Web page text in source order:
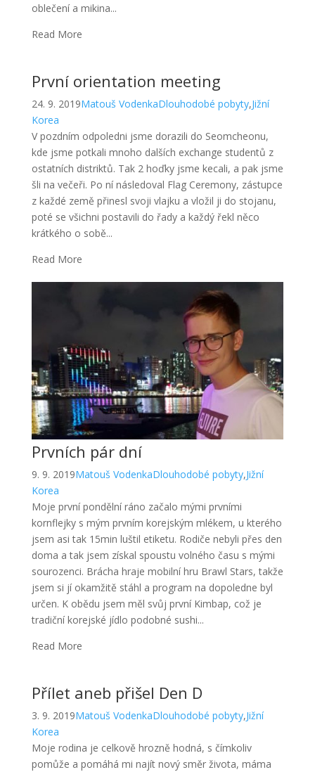
oblečení a mikina...
Read More
První orientation meeting
24. 9. 2019Matouš VodenkaDlouhodobé pobyty,Jižní
Korea
V pozdním odpoledni jsme dorazili do Seomcheonu,
kde jsme potkali mnoho dalších exchange studentů z
ostatních distriktů. Tak 2 hoďky jsme kecali, a pak jsme
šli na večeři. Po ní následoval Flag Ceremony, zástupce
z každé země přinesl svoji vlajku a vložil ji do stojanu,
poté se všichni postavili do řady a každý řekl něco
krátkého o sobě...
Read More
Prvních pár dní
9. 9. 2019Matouš VodenkaDlouhodobé pobyty,Jižní
Korea
Moje první pondělní ráno začalo mými prvními
kornflejky s mým prvním korejským mlékem, u kterého
jsem asi tak 15min luštil etiketu. Rodiče nebyli přes den
doma a tak jsem získal spoustu volného času s mými
sourozenci. Brácha hraje mobilní hru Brawl Stars, takže
jsem si jí okamžitě stáhl a program na dopoledne byl
určen. K obědu jsem měl svůj první Kimbap, což je
tradiční korejské jídlo podobné sushi...
Read More
Přílet aneb přišel Den D
3. 9. 2019Matouš VodenkaDlouhodobé pobyty,Jižní
Korea
Moje rodina je celkově hrozně hodná, s čímkoliv
pomůže a pomáhá mi najít nový směr života, máma